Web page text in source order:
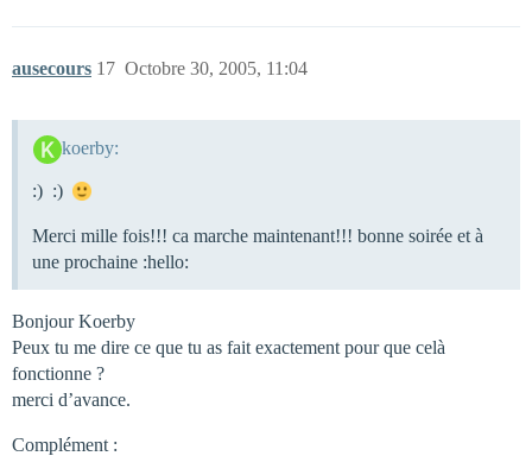
ausecours Octobre 30, 2005, 11:04
17
koerby:
:) :)
Merci mille fois!!! ca marche maintenant!!! bonne soirée et à
une prochaine :hello:
Bonjour Koerby
Peux tu me dire ce que tu as fait exactement pour que celà
fonctionne ?
merci d’avance.
Complément :